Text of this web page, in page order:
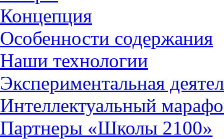
Концепция
Особенности содержания
Наши технологии
Экспериментальная
Интеллектуальный
Партнеры «Школы 2100»